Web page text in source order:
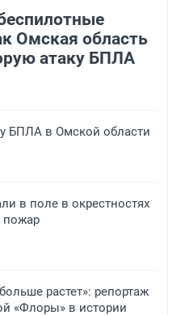
Омская область
атаку БПЛА
БПЛА в Омской области
в поле в окрестностях
пожар
растет»: репортаж
«Флоры» в истории